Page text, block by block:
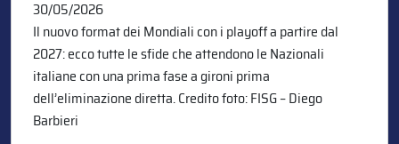
30/05/2026
Il nuovo format dei Mondiali con i playoff a partire dal
2027: ecco tutte le sfide che attendono le Nazionali
italiane con una prima fase a gironi prima
dell’eliminazione diretta. Credito foto: FISG – Diego
Barbieri